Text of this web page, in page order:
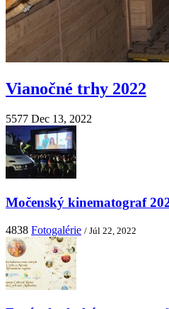
Vianočné trhy 2022
5577 Dec 13, 2022
Močenský kinematograf
4838 Fotogalérie / Júl 22, 2022